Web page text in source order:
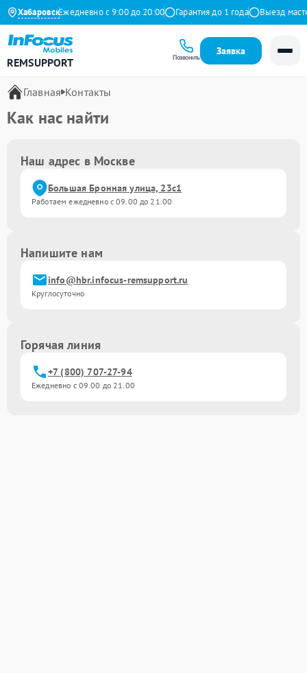
Хабаровск
на Яндекс Ежедневно с 9:00 до 20:00 Гарантия до 1 года Выезд
REMSUPPORT Позвонить
Заявка
Главная Контакты
Как нас найти
Наш адрес в Москве
Большая Бронная улица, 23с1
Работаем ежедневно с 09.00 до 21.00
Напишите нам
info@hbr.infocus-remsupport.ru
Круглосуточно
Горячая линия
+7 (800) 707-27-94
Ежедневно с 09.00 до 21.00